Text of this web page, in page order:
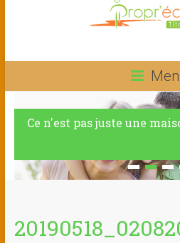
Ce n'est pas juste une